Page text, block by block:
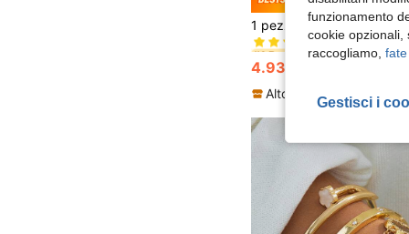
#1 Bestseller
(1000+)
#1 Bestseller
(1000+)
#1 Bestseller
(1000+)
#1 Bestseller
4.93€
funzionamento
cookie opzionali,
raccogliamo,
Gestisci i